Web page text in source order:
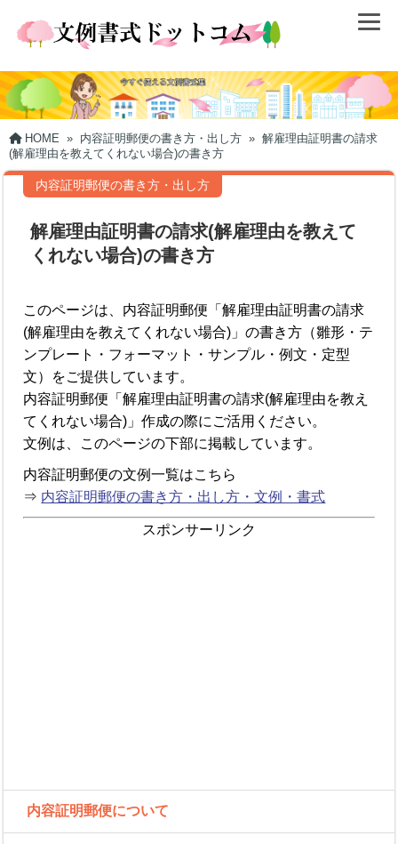
HOME » 内容証明郵便の書き方・出し方 » 解雇理由証明書の請求
(解雇理由を教えてくれない場合)の書き方
内容証明郵便の書き方・出し方
解雇理由証明書の請求(解雇理由を教えて
くれない場合)の書き方
このページは、内容証明郵便「解雇理由証明書の請求
(解雇理由を教えてくれない場合)」の書き方（雛形・テ
ンプレート・フォーマット・サンプル・例文・定型
文）をご提供しています。
内容証明郵便「解雇理由証明書の請求(解雇理由を教え
てくれない場合)」作成の際にご活用ください。
文例は、このページの下部に掲載しています。
内容証明郵便の文例一覧はこちら
⇒ 内容証明郵便の書き方・出し方・文例・書式
スポンサーリンク
内容証明郵便について